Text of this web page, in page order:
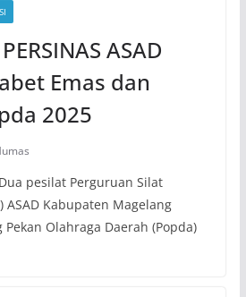
ASAD
Emas dan
2025
pesilat Perguruan Silat
ASAD Kabupaten Magelang
Olahraga Daerah (Popda)